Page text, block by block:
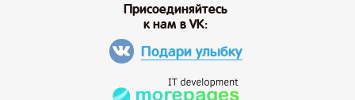
Присоединяйтесь
к нам в VK:
Подари улыбку